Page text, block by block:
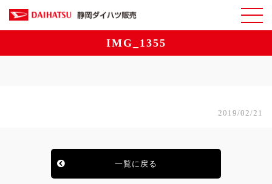
IMG_1355
2019/02/21
一覧に戻る